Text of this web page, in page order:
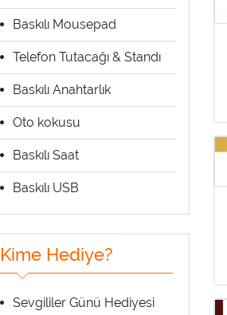
Baskılı Mousepad
Telefon Tutacağı & Standı
Baskılı Anahtarlık
Oto kokusu
Baskılı Saat
Baskılı USB
Kime Hediye?
Sevgililer Günü Hediyesi